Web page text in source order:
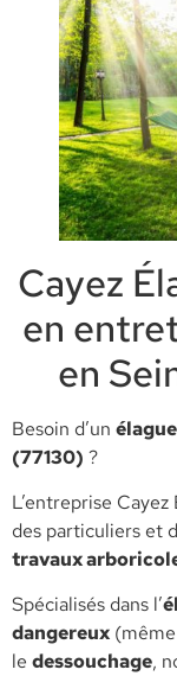
Cayez
en
en
​Besoin d’un
(77130) ?
L’entreprise
des particuliers et
travaux
​Spécialisés dans l’
dangereux
le dessouchage,